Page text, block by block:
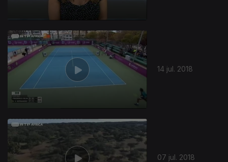
14 jul. 2018
07 jul. 2018
355546